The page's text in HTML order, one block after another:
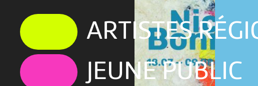
ARTISTES
JEUNE PUBLIC